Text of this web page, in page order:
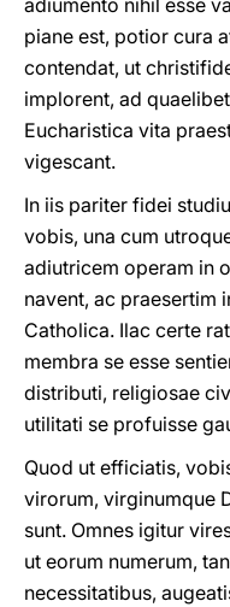
adiumento nihil esse
piane est, potior cura
contendat, ut
implorent, ad
Eucharistica vita
vigescant.
In iis pariter fidei
vobis, una cum
adiutricem operam in
navent, ac praesertim
Catholica. Ilac certe
membra se esse
distributi, religiosae
utilitati se profuisse
Quod ut efficiatis,
virorum, virginumque
sunt. Omnes igitur
ut eorum numerum,
necessitatibus,